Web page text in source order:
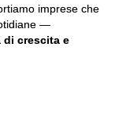
imprese che
—
crescita e